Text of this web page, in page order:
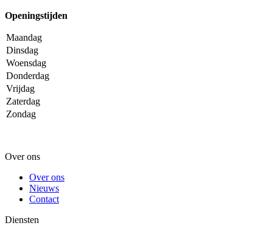
Openingstijden
Maandag
Dinsdag
Woensdag
Donderdag
Vrijdag
Zaterdag
Zondag
Over ons
Over ons
Nieuws
Contact
Diensten